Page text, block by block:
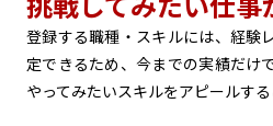
登録する職種・スキルには、経験
定できるため、今までの実績だけ
やってみたいスキルをアピールする